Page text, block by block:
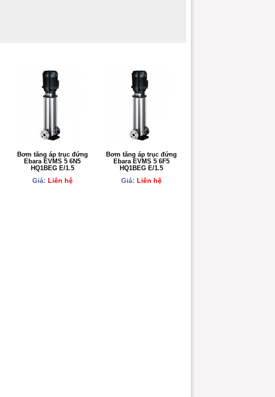
Bơm tăng áp trục đứng
Ebara EVMS 5 6N5
HQ1BEG E/1.5
Giá: Liên hệ
Bơm tăng áp trục đứng
Ebara EVMS 5 6F5
HQ1BEG E/1.5
Giá: Liên hệ